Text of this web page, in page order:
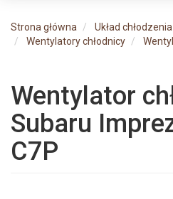
Strona główna
Układ
Wentylatory chłodnicy
Wentylator
Subaru
C7P